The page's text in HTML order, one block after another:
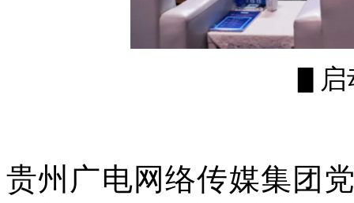
▋
贵州广电网络传媒集团